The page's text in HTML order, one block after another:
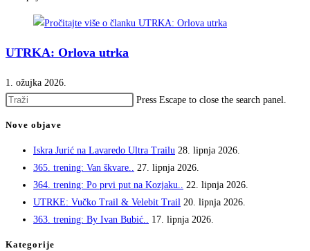
UTRKA: Orlova utrka
1. ožujka 2026.
Press Escape to close the search panel.
Nove objave
Iskra Jurić na Lavaredo Ultra Trailu 28. lipnja 2026.
365. trening: Van škvare..
27. lipnja 2026.
364. trening: Po prvi put na Kozjaku..
22. lipnja 2026.
UTRKE: Vučko Trail & Velebit Trail 20. lipnja 2026.
363. trening: By Ivan Bubić..
17. lipnja 2026.
Kategorije